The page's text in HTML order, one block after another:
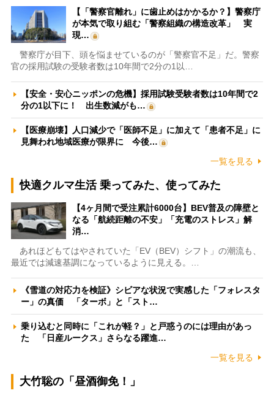
【「警察官離れ」に歯止めはかかるか？】警察庁
が本気で取り組む「警察組織の構造改革」 実
現…
警察庁が目下、頭を悩ませているのが「警察官不足」だ。警察
官の採用試験の受験者数は10年間で2分の1以…
【安全・安心ニッポンの危機】採用試験受験者数は10年間で2
分の1以下に！ 出生数減がも…
【医療崩壊】人口減少で「医師不足」に加えて「患者不足」に
見舞われ地域医療が限界に 今後…
一覧を見る
快適クルマ生活 乗ってみた、使ってみた
【4ヶ月間で受注累計6000台】BEV普及の障壁と
なる「航続距離の不安」「充電のストレス」解
消…
あれほどもてはやされていた「EV（BEV）シフト」の潮流も、
最近では減速基調になっているように見える。…
《雪道の対応力を検証》シビアな状況で実感した「フォレスタ
ー」の真価 「ターボ」と「スト…
乗り込むと同時に「これが軽？」と戸惑うのには理由があっ
た 「日産ルークス」さらなる躍進…
一覧を見る
大竹聡の「昼酒御免！」